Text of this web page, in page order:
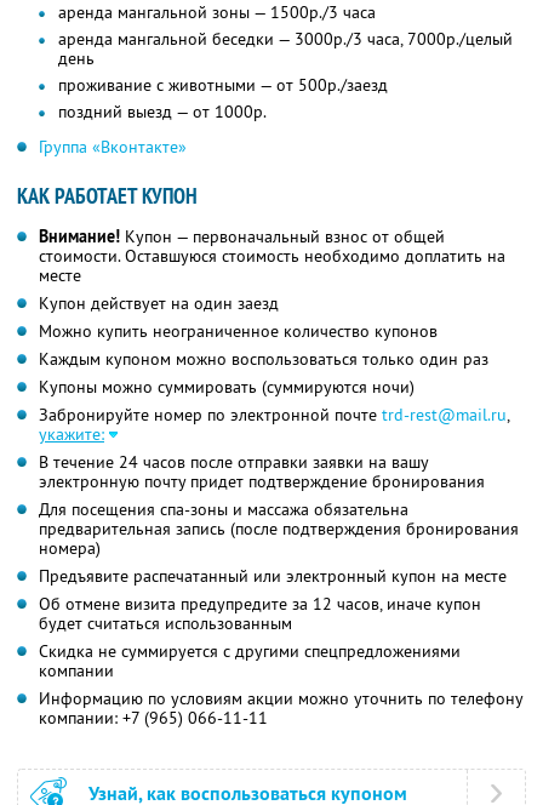
аренда мангальной зоны — 1500р./3 часа
аренда мангальной беседки — 3000р./3 часа, 7000р./целый
день
проживание с животными — от 500р./заезд
поздний выезд — от 1000р.
Группа «Вконтакте»
КАК РАБОТАЕТ КУПОН
Внимание! Купон — первоначальный взнос от общей
стоимости. Оставшуюся стоимость необходимо доплатить на
месте
Купон действует на один заезд
Можно купить неограниченное количество купонов
Каждым купоном можно воспользоваться только один раз
Купоны можно суммировать (суммируются ночи)
Забронируйте номер по электронной почте trd-rest@mail.ru,
укажите:
В течение 24 часов после отправки заявки на вашу
электронную почту придет подтверждение бронирования
Для посещения спа-зоны и массажа обязательна
предварительная запись (после подтверждения бронирования
номера)
Предъявите распечатанный или электронный купон на месте
Об отмене визита предупредите за 12 часов, иначе купон
будет считаться использованным
Скидка не суммируется с другими спецпредложениями
компании
Информацию по условиям акции можно уточнить по телефону
компании: +7 (965) 066-11-11
Узнай, как воспользоваться купоном